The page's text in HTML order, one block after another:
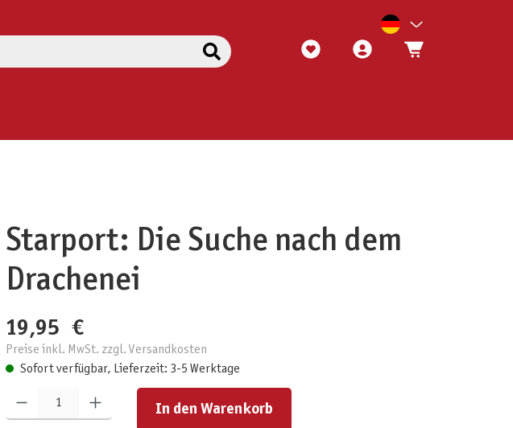
Starport: Die Suche nach dem
Drachenei
19,95 €
Preise inkl. MwSt. zzgl. Versandkosten
Sofort verfügbar, Lieferzeit: 3-5 Werktage
Produkt Anzahl: Gib den gewünschten Wert ein oder benutze die Schaltflächen um die Anzahl zu erhöhen oder zu reduzieren.
In den Warenkorb